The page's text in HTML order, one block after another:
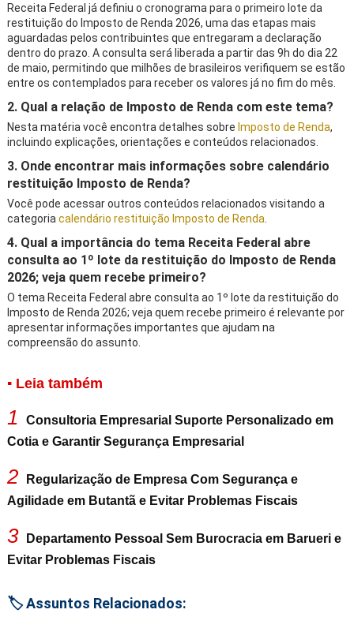
Receita Federal já definiu o cronograma para o primeiro lote da
restituição do Imposto de Renda 2026, uma das etapas mais
aguardadas pelos contribuintes que entregaram a declaração
dentro do prazo. A consulta será liberada a partir das 9h do dia 22
de maio, permitindo que milhões de brasileiros verifiquem se estão
entre os contemplados para receber os valores já no fim do mês.
2. Qual a relação de Imposto de Renda com este tema?
Nesta matéria você encontra detalhes sobre Imposto de Renda,
incluindo explicações, orientações e conteúdos relacionados.
3. Onde encontrar mais informações sobre calendário
restituição Imposto de Renda?
Você pode acessar outros conteúdos relacionados visitando a
categoria calendário restituição Imposto de Renda
4. Qual a importância do tema Receita Federal abre
consulta ao 1º lote da restituição do Imposto de Renda
2026; veja quem recebe primeiro?
O tema Receita Federal abre consulta ao 1º lote da restituição do
Imposto de Renda 2026; veja quem recebe primeiro é relevante por
apresentar informações importantes que ajudam na
compreensão do assunto.
▪ Leia também
1
Consultoria Empresarial Suporte Personalizado em
Cotia e Garantir Segurança Empresarial
2
Regularização de Empresa Com Segurança e
Agilidade em Butantã e Evitar Problemas Fiscais
3
Departamento Pessoal Sem Burocracia em Barueri e
Evitar Problemas Fiscais
🏷️ Assuntos Relacionados: